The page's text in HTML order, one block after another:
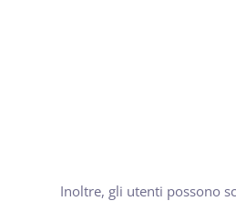
Inoltre, gli utenti possono